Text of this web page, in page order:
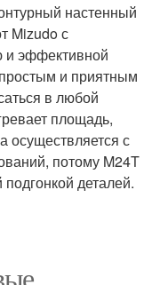
настенный
Mizudo с
и эффективной
и приятным
в любой
площадь,
осуществляется с
потому M24T
подгонкой деталей.